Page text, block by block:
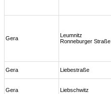
Gera
Leumnitz
Ronneburger Straße
Gera Liebestraße
Gera Liebschwitz